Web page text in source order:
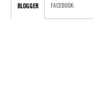
BLOGGER FACEBOOK: